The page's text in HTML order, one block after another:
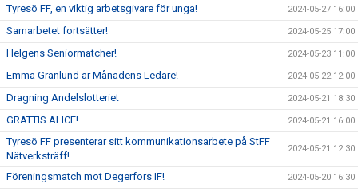
Tyresö FF, en viktig arbetsgivare för unga! 2024-05-27 16:00
Samarbetet fortsätter! 2024-05-25 17:00
Helgens Seniormatcher! 2024-05-23 11:00
Emma Granlund är Månadens Ledare! 2024-05-22 12:00
Dragning Andelslotteriet 2024-05-21 18:30
GRATTIS ALICE! 2024-05-21 16:00
Tyresö FF presenterar sitt kommunikationsarbete på StFF
Nätverksträff!
2024-05-21 12:30
Föreningsmatch mot Degerfors IF! 2024-05-20 16:30